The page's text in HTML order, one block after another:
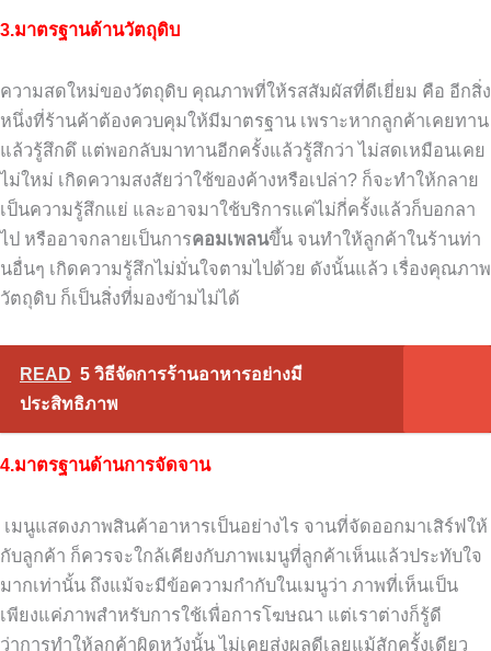
3.มาตรฐานด้านวัตถุดิบ
ความสดใหม่ของวัตถุดิบ คุณภาพที่ให้รสสัมผัสที่ดีเยี่ยม คือ อีกสิ่ง
หนึ่งที่ร้านค้าต้องควบคุมให้มีมาตรฐาน เพราะหากลูกค้าเคยทาน
แล้วรู้สึกดึ แต่พอกลับมาทานอีกครั้งแล้วรู้สึกว่า ไม่สดเหมือนเคย
ไม่ใหม่ เกิดความสงสัยว่าใช้ของค้างหรือเปล่า? ก็จะทำให้กลาย
เป็นความรู้สึกแย่ และอาจมาใช้บริการแค่ไม่กี่ครั้งแล้วก็บอกลา
ไป หรืออาจกลายเป็นการคอมเพลนขึ้น จนทำให้ลูกค้าในร้านท่า
นอื่นๆ เกิดความรู้สึกไม่มั่นใจตามไปด้วย ดังนั้นแล้ว เรื่องคุณภาพ
วัตถุดิบ ก็เป็นสิ่งที่มองข้ามไม่ได้
READ 5 วิธีจัดการร้านอาหารอย่างมี
ประสิทธิภาพ
4.มาตรฐานด้านการจัดจาน
เมนูแสดงภาพสินค้าอาหารเป็นอย่างไร จานที่จัดออกมาเสิร์ฟให้
กับลูกค้า ก็ควรจะใกล้เคียงกับภาพเมนูที่ลูกค้าเห็นแล้วประทับใจ
มากเท่านั้น ถึงแม้จะมีข้อความกำกับในเมนูว่า ภาพที่เห็นเป็น
เพียงแค่ภาพสำหรับการใช้เพื่อการโฆษณา แต่เราต่างก็รู้ดี
ว่าการทำให้ลูกค้าผิดหวังนั้น ไม่เคยส่งผลดีเลยแม้สักครั้งเดียว